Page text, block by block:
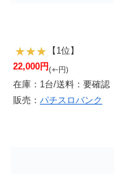
【1位】
22,000円(+-円)
在庫：1台/送料：要確認
販売： パチスロバンク